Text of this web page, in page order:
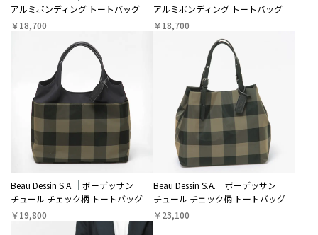
アルミボンディング トートバッグ
￥18,700
アルミボンディング トートバッグ
￥18,700
Beau Dessin S.A.
ボーデッサン
チュール チェック柄 トートバッグ
￥19,800
Beau Dessin S.A.
ボーデッサン
チュール チェック柄 トートバッグ
￥23,100